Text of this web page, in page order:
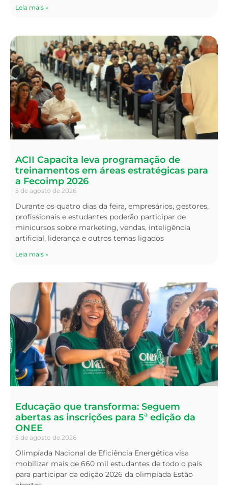
Leia mais »
ACII Capacita leva programação de
treinamentos em áreas estratégicas para
a Fecoimp 2026
5 de agosto de 2026
Durante os quatro dias da feira, empresários, gestores,
profissionais e estudantes poderão participar de
minicursos sobre marketing, vendas, inteligência
artificial, liderança e outros temas ligados
Leia mais »
Educação que transforma: Seguem
abertas as inscrições para 5ª edição da
ONEE
5 de agosto de 2026
Olimpíada Nacional de Eficiência Energética visa
mobilizar mais de 660 mil estudantes de todo o país
para participar da edição 2026 da olimpíada Estão